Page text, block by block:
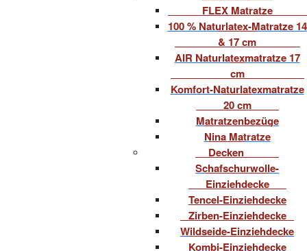
FLEX Matratze
100 % Naturlatex-Matratze 14
& 17 cm
AIR Naturlatexmatratze 17
cm
Komfort-Naturlatexmatratze
20 cm
Matratzenbezüge
Nina Matratze
Decken
Schafschurwolle-
Einziehdecke
Tencel-Einziehdecke
Zirben-Einziehdecke
Wildseide-Einziehdecke
Kombi-Einziehdecke